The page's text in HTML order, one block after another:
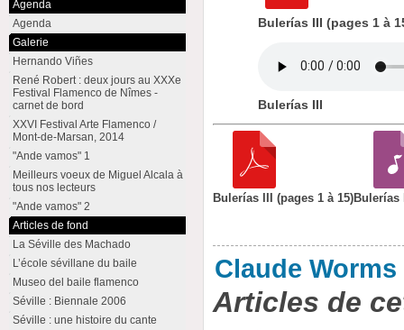
Bulerías III (pages 1 à
Bulerías III
Bulerías III (pages 1 à 15)Bulerías
Claude Worms
Articles de
Agenda
Agenda
Galerie
Hernando Viñes
René Robert : deux jours au XXXe
Festival Flamenco de Nîmes -
carnet de bord
XXVI Festival Arte Flamenco /
Mont-de-Marsan, 2014
"Ande vamos" 1
Meilleurs voeux de Miguel Alcala à
tous nos lecteurs
"Ande vamos" 2
Articles de fond
La Séville des Machado
L’école sévillane du baile
Museo del baile flamenco
Séville : Biennale 2006
Séville : une histoire du cante